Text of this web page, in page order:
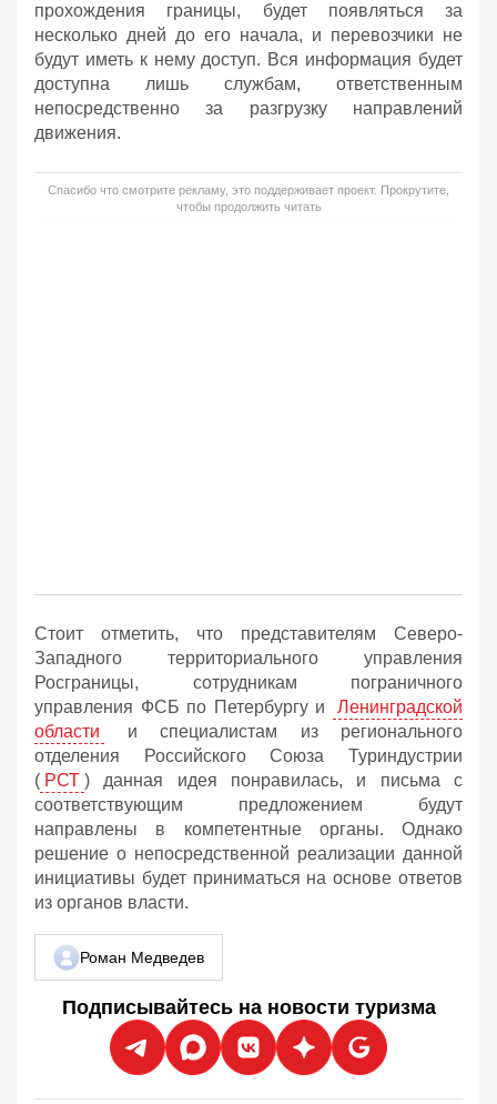
прохождения границы, будет появляться за
несколько дней до его начала, и перевозчики не
будут иметь к нему доступ. Вся информация будет
доступна лишь службам, ответственным
непосредственно за разгрузку направлений
движения.
Спасибо что смотрите рекламу, это поддерживает проект. Прокрутите,
чтобы продолжить читать
Стоит отметить, что представителям Северо-
Западного территориального управления
Росграницы, сотрудникам пограничного
управления ФСБ по Петербургу и
Ленинградской
области
и специалистам из регионального
отделения Российского Союза Туриндустрии
( РСТ ) данная идея понравилась, и письма с
соответствующим предложением будут
направлены в компетентные органы. Однако
решение о непосредственной реализации данной
инициативы будет приниматься на основе ответов
из органов власти.
Роман Медведев
Подписывайтесь на новости туризма